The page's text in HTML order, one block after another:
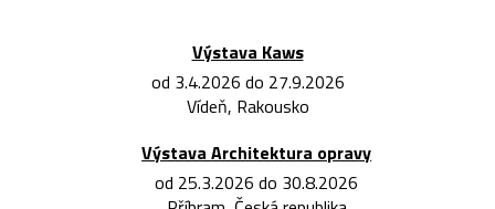
Výstava Kaws
od 3.4.2026 do 27.9.2026
Vídeň, Rakousko
Výstava Architektura opravy
od 25.3.2026 do 30.8.2026